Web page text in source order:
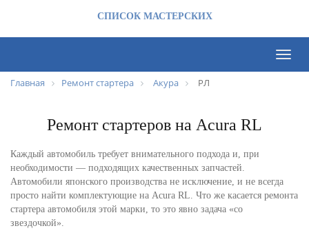
СПИСОК МАСТЕРСКИХ
Toggle
Главная Ремонт стартера Акура РЛ
Ремонт стартеров на Acura RL
Каждый автомобиль требует внимательного подхода и, при
необходимости — подходящих качественных запчастей.
Автомобили японского производства не исключение, и не всегда
просто найти комплектующие на Acura RL. Что же касается ремонта
стартера автомобиля этой марки, то это явно задача «со
звездочкой».